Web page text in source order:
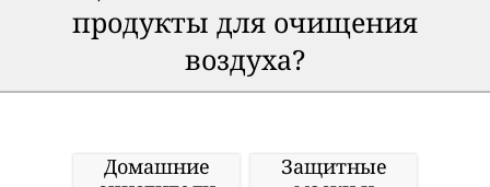
продукты для очищения
воздуха?
Домашние
Защитные